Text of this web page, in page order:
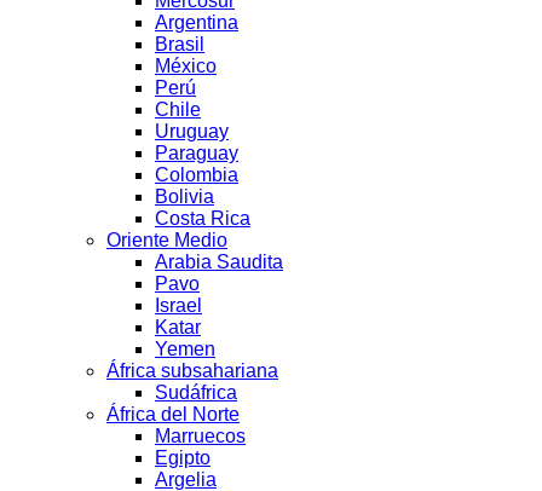
Argentina
Brasil
México
Perú
Chile
Uruguay
Paraguay
Colombia
Bolivia
Costa Rica
Oriente Medio
Arabia Saudita
Pavo
Israel
Katar
Yemen
África subsahariana
Sudáfrica
África del Norte
Marruecos
Egipto
Argelia